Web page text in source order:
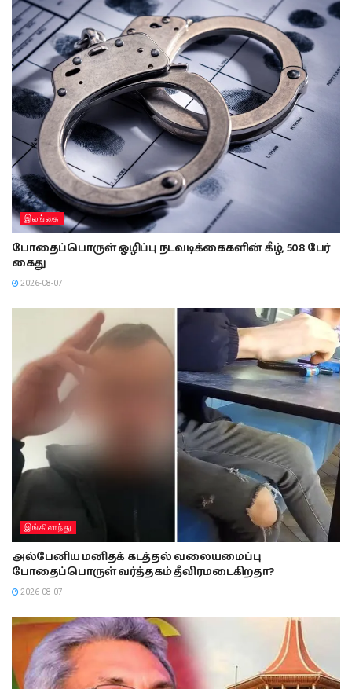
இலங்கை
போதைப்பொருள் ஒழிப்பு நடவடிக்கைகளின் கீழ், 508 பேர்
கைது
2026-08-07
இங்கிலாந்து
அல்பேனிய மனிதக் கடத்தல் வலையமைப்பு
போதைப்பொருள் வர்த்தகம் தீவிரமடைகிறதா?
2026-08-07